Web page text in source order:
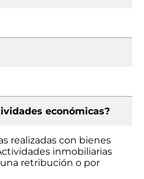
económicas?
realizadas con bienes
inmobiliarias
retribución o por